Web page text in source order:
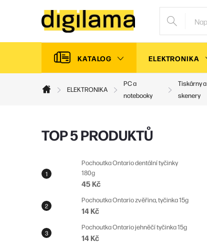
KATALOG ELEKTRONIKA
Domů
ELEKTRONIKA
PC a
notebooky
Tiskárny a
skenery
P
s
t
r
a
n
TOP 5 PRODUKTŮ
Pochoutka Ontario dentální tyčinky
180g
45 Kč
Pochoutka Ontario zvěřina, tyčinka 15g
14 Kč
Pochoutka Ontario jehněčí tyčinka 15g
14 Kč